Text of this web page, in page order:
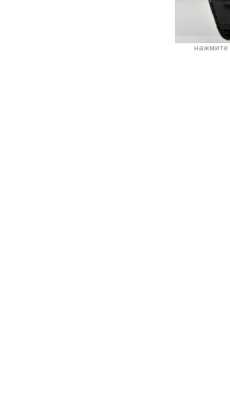
нажмите